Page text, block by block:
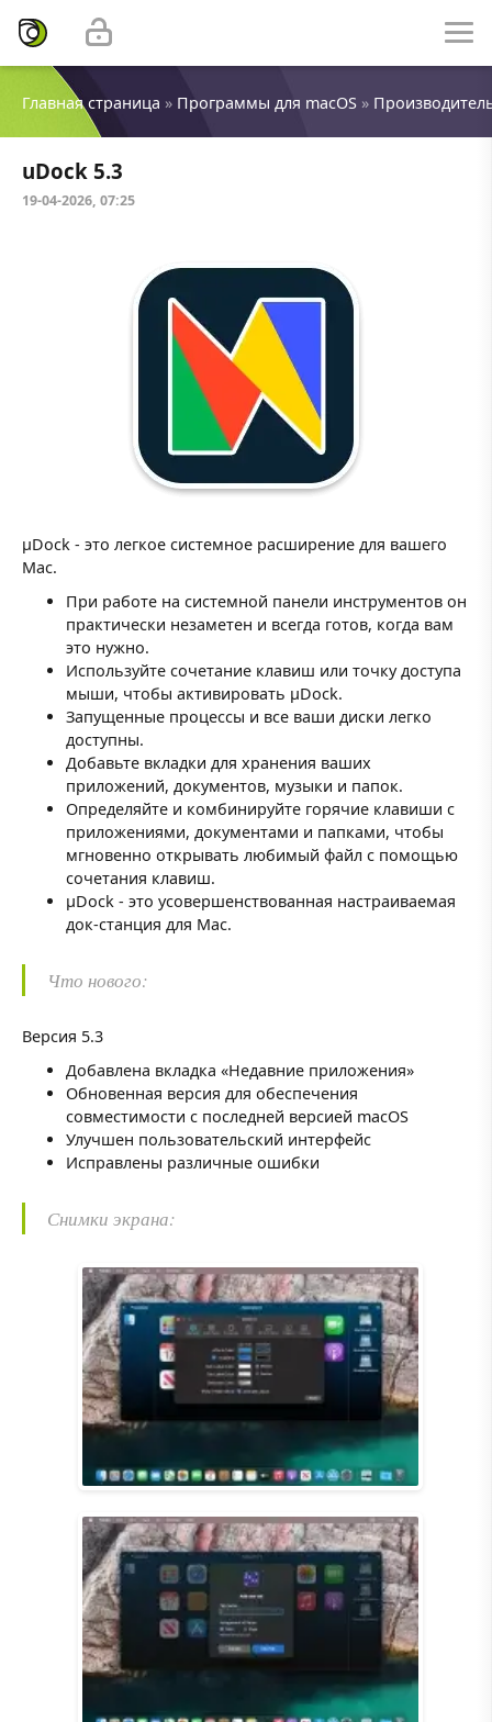
Главная страница » Программы для macOS »
uDock 5.3
19-04-2026, 07:25
μDock - это легкое системное расширение для вашего
Mac.
При работе на системной панели инструментов он
практически незаметен и всегда готов, когда вам
это нужно.
Используйте сочетание клавиш или точку доступа
мыши, чтобы активировать μDock.
Запущенные процессы и все ваши диски легко
доступны.
Добавьте вкладки для хранения ваших
приложений, документов, музыки и папок.
Определяйте и комбинируйте горячие клавиши с
приложениями, документами и папками, чтобы
мгновенно открывать любимый файл с помощью
сочетания клавиш.
μDock - это усовершенствованная настраиваемая
док-станция для Mac.
Что нового:
Версия 5.3
Добавлена вкладка «Недавние приложения»
Обновенная версия для обеспечения
совместимости с последней версией macOS
Улучшен пользовательский интерфейс
Исправлены различные ошибки
Снимки экрана: